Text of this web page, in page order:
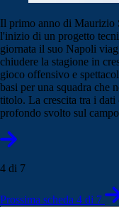
Il primo anno di Maurizio
l'inizio di un progetto
giornata il suo Napoli
chiudere la stagione in
gioco offensivo e
basi per una squadra che
titolo. La crescita tra i
profondo svolto sul
4 di 7
Prossima scheda 4 di 7